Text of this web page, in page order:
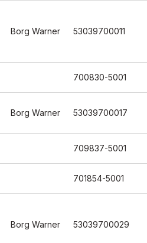
Borg Warner 53039700011
700830-5001
Borg Warner 53039700017
709837-5001
701854-5001
Borg Warner 53039700029